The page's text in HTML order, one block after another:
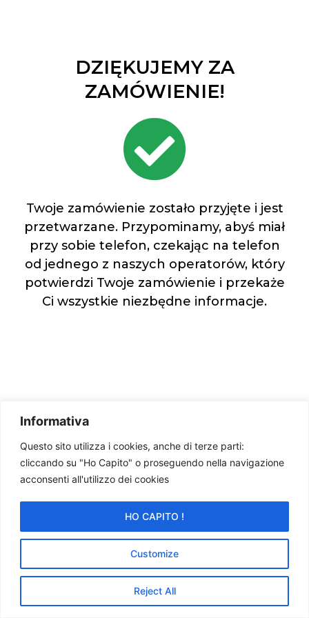
Informativa
Questo sito utilizza i cookies, anche di terze parti:
cliccando su "Ho Capito" o proseguendo nella navigazione
acconsenti all'utilizzo dei cookies
Customize
Reject All
HO CAPITO !
DZIĘKUJEMY ZA
ZAMÓWIENIE!
Twoje zamówienie zostało przyjęte i jest
przetwarzane. Przypominamy, abyś miał
przy sobie telefon, czekając na telefon
od jednego z naszych operatorów, który
potwierdzi Twoje zamówienie i przekaże
Ci wszystkie niezbędne informacje.